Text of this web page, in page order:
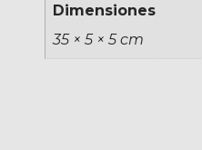
Dimensiones
35 × 5 × 5 cm